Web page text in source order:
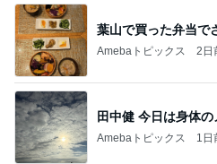
葉山で買った弁当で
Amebaトピックス 2日
田中健 今日は身体
Amebaトピックス 1日